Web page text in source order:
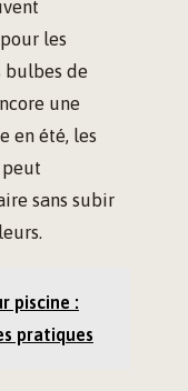
les
bulbes de
une
en été, les
sans subir
piscine :
pratiques